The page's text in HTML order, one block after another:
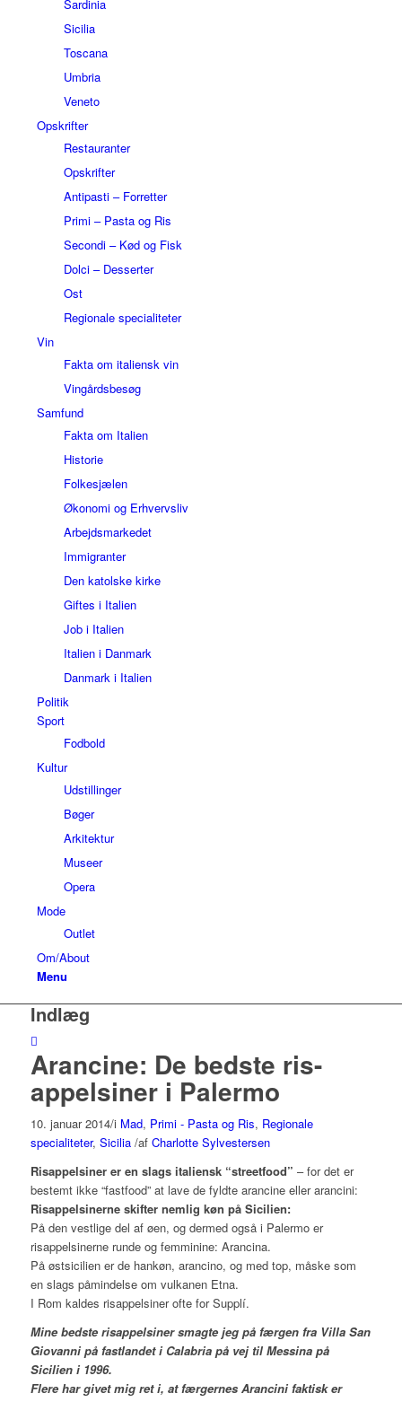
Sardinia
Sicilia
Toscana
Umbria
Veneto
Opskrifter
Restauranter
Opskrifter
Antipasti – Forretter
Primi – Pasta og Ris
Secondi – Kød og Fisk
Dolci – Desserter
Ost
Regionale specialiteter
Vin
Fakta om italiensk vin
Vingårdsbesøg
Samfund
Fakta om Italien
Historie
Folkesjælen
Økonomi og Erhvervsliv
Arbejdsmarkedet
Immigranter
Den katolske kirke
Giftes i Italien
Job i Italien
Italien i Danmark
Danmark i Italien
Politik
Sport
Fodbold
Kultur
Udstillinger
Bøger
Arkitektur
Museer
Opera
Mode
Outlet
Om/About
Menu
Indlæg
Arancine: De bedste ris-
appelsiner i Palermo
10. januar 2014/i Mad, Primi - Pasta og Ris, Regionale
specialiteter, Sicilia /af Charlotte Sylvestersen
Risappelsiner er en slags italiensk “streetfood” – for det er
bestemt ikke “fastfood” at lave de fyldte arancine eller arancini:
Risappelsinerne skifter nemlig køn på Sicilien:
På den vestlige del af øen, og dermed også i Palermo er
risappelsinerne runde og femminine: Arancina.
På østsicilien er de hankøn, arancino, og med top, måske som
en slags påmindelse om vulkanen Etna.
I Rom kaldes risappelsiner ofte for Supplí.
Mine bedste risappelsiner smagte jeg på færgen fra Villa San
Giovanni på fastlandet i Calabria på vej til Messina på
Sicilien i 1996.
Flere har givet mig ret i, at færgernes Arancini faktisk er